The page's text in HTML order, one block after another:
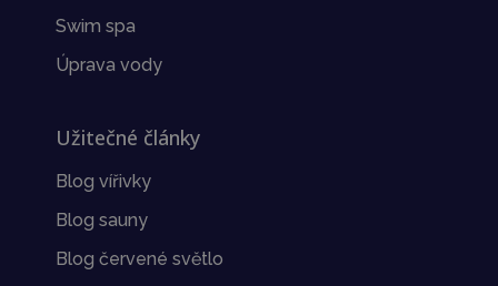
Swim spa
Úprava vody
Užitečné články
Blog vířivky
Blog sauny
Blog červené světlo